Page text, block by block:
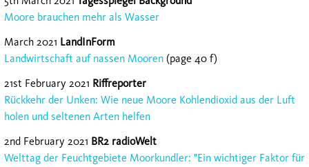
Moore brauchen mehr als Wasser
March 2021 LandInForm
Landwirtschaft auf nassen Mooren (page 40 f)
21st February 2021 Riffreporter
Rückkehr der Unken: Wie neue Moore Kohlendioxid aus der Luft
holen und seltenen Arten helfen
2nd February 2021 BR2 radioWelt
Welttag der Feuchtgebiete Moorkundler: "Ein wichtiger Faktor für